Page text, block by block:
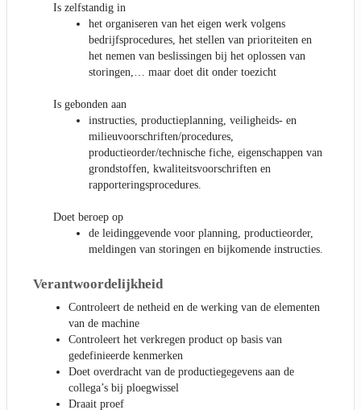
Is zelfstandig in
het organiseren van het eigen werk volgens
bedrijfsprocedures, het stellen van prioriteiten en
het nemen van beslissingen bij het oplossen van
storingen,… maar doet dit onder toezicht
Is gebonden aan
instructies, productieplanning, veiligheids- en
milieuvoorschriften/procedures,
productieorder/technische fiche, eigenschappen van
grondstoffen, kwaliteitsvoorschriften en
rapporteringsprocedures.
Doet beroep op
de leidinggevende voor planning, productieorder,
meldingen van storingen en bijkomende instructies.
Verantwoordelijkheid
Controleert de netheid en de werking van de elementen
van de machine
Controleert het verkregen product op basis van
gedefinieerde kenmerken
Doet overdracht van de productiegegevens aan de
collega’s bij ploegwissel
Draait proef